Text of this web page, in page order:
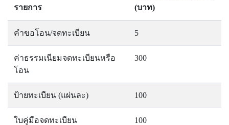
รายการ
(บาท)
คำขอโอน/จดทะเบียน 5
ค่าธรรมเนียมจดทะเบียนหรือ
โอน
300
ป้ายทะเบียน (แผ่นละ) 100
ใบคู่มือจดทะเบียน 100